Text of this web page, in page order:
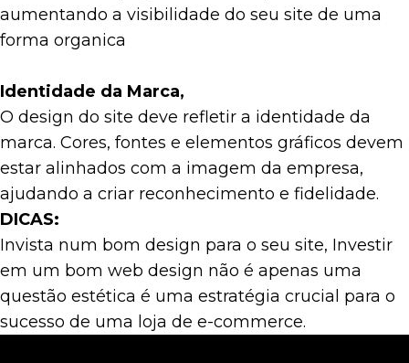
aumentando a visibilidade do seu site de uma
forma organica
Identidade da Marca,
O design do site deve refletir a identidade da
marca. Cores, fontes e elementos gráficos devem
estar alinhados com a imagem da empresa,
ajudando a criar reconhecimento e fidelidade.
DICAS:
Invista num bom design para o seu site, Investir
em um bom web design não é apenas uma
questão estética é uma estratégia crucial para o
sucesso de uma loja de e-commerce.